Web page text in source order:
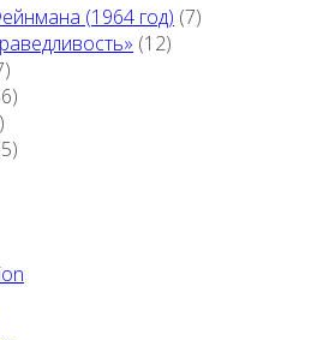
(1964 год) (7)
(12)